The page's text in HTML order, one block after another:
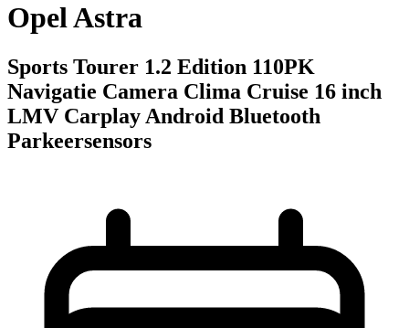
Opel Astra
Sports Tourer 1.2 Edition 110PK
Navigatie Camera Clima Cruise 16 inch
LMV Carplay Android Bluetooth
Parkeersensors